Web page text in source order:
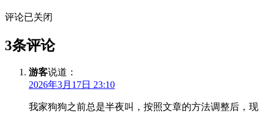
评论已关闭
3条评论
游客说道：
2026年3月17日 23:10
我家狗狗之前总是半夜叫，按照文章的方法调整后，现